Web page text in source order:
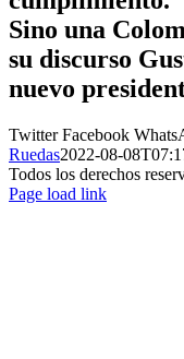
Sino una
su discurso
nuevo
TwitterFacebook
Ruedas2022-08-
Todos los derechos
Page load link